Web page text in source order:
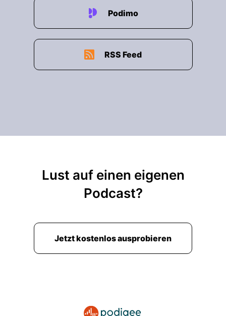
Podimo
RSS Feed
Lust auf einen eigenen
Podcast?
Jetzt kostenlos ausprobieren